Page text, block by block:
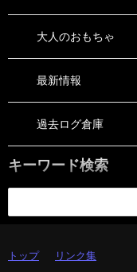
大人のおもちゃ
最新情報
過去ログ倉庫
キーワード検索
トップ リンク集